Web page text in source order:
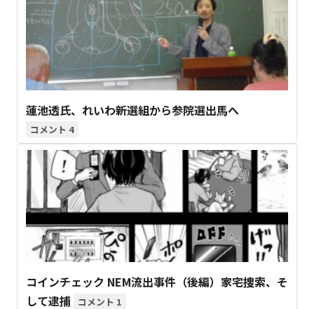
蓮池透氏、れいわ新選組から参院選出馬へ
4
コインチェック NEM流出事件（後編）家宅捜索、そ
して逮捕
1